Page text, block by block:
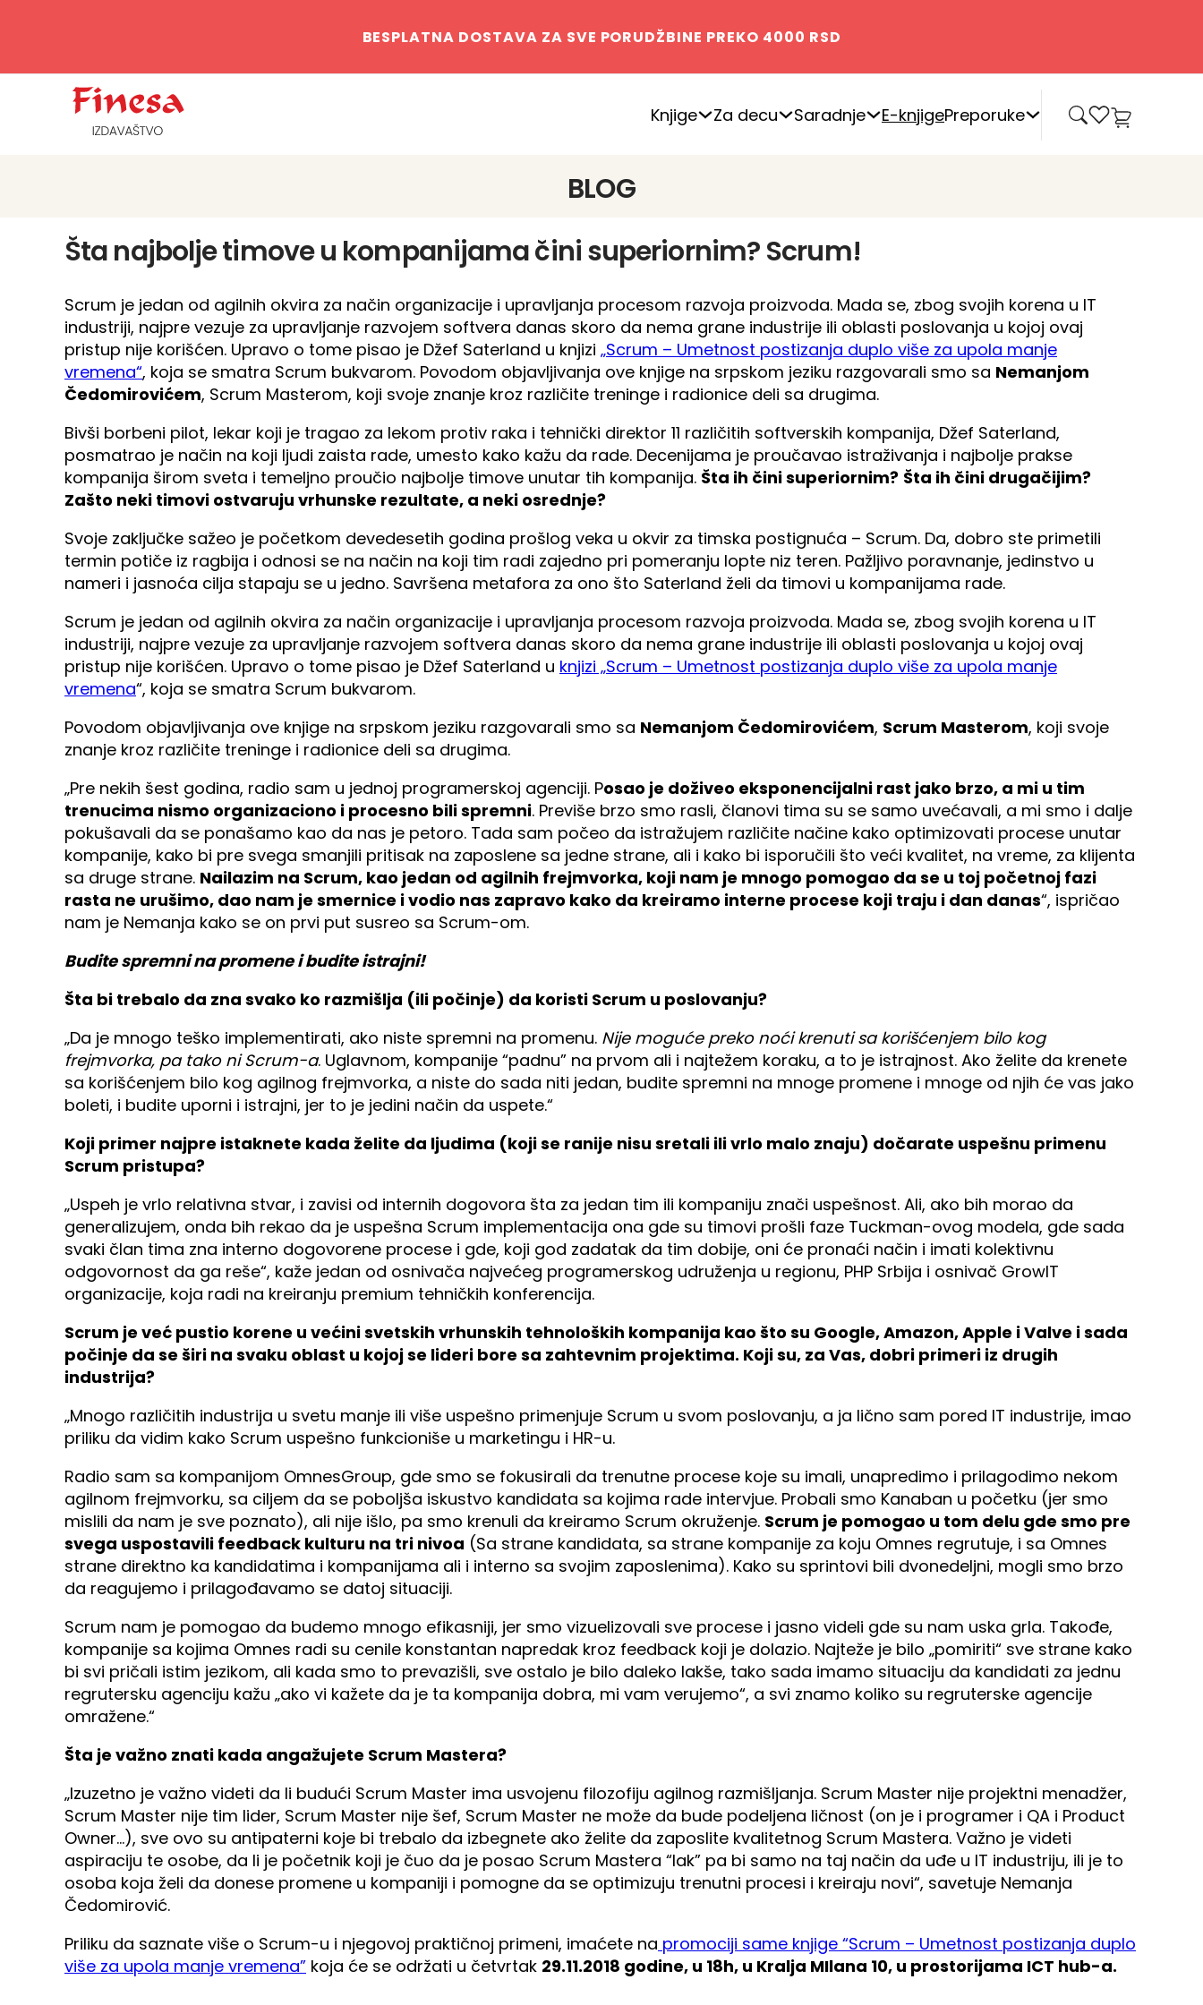
BESPLATNA DOSTAVA ZA SVE PORUDŽBINE PREKO 4000 RSD
Knjige Za decu Saradnje E-knjigePreporuke
BLOG
Šta najbolje timove u kompanijama čini superiornim? Scrum!
Scrum je jedan od agilnih okvira za način organizacije i upravljanja procesom razvoja proizvoda. Mada se, zbog svojih korena u IT
industriji, najpre vezuje za upravljanje razvojem softvera danas skoro da nema grane industrije ili oblasti poslovanja u kojoj ovaj
pristup nije korišćen. Upravo o tome pisao je Džef Saterland u knjizi „Scrum – Umetnost postizanja duplo više za upola manje
vremena“, koja se smatra Scrum bukvarom. Povodom objavljivanja ove knjige na srpskom jeziku razgovarali smo sa Nemanjom
Čedomirovićem, Scrum Masterom, koji svoje znanje kroz različite treninge i radionice deli sa drugima.
Bivši borbeni pilot, lekar koji je tragao za lekom protiv raka i tehnički direktor 11 različitih softverskih kompanija, Džef Saterland,
posmatrao je način na koji ljudi zaista rade, umesto kako kažu da rade. Decenijama je proučavao istraživanja i najbolje prakse
kompanija širom sveta i temeljno proučio najbolje timove unutar tih kompanija. Šta ih čini superiornim? Šta ih čini drugačijim?
Zašto neki timovi ostvaruju vrhunske rezultate, a neki osrednje?
Svoje zaključke sažeo je početkom devedesetih godina prošlog veka u okvir za timska postignuća – Scrum. Da, dobro ste primetili
termin potiče iz ragbija i odnosi se na način na koji tim radi zajedno pri pomeranju lopte niz teren. Pažljivo poravnanje, jedinstvo u
nameri i jasnoća cilja stapaju se u jedno. Savršena metafora za ono što Saterland želi da timovi u kompanijama rade.
Scrum je jedan od agilnih okvira za način organizacije i upravljanja procesom razvoja proizvoda. Mada se, zbog svojih korena u IT
industriji, najpre vezuje za upravljanje razvojem softvera danas skoro da nema grane industrije ili oblasti poslovanja u kojoj ovaj
pristup nije korišćen. Upravo o tome pisao je Džef Saterland u knjizi „Scrum – Umetnost postizanja duplo više za upola manje
vremena“, koja se smatra Scrum bukvarom.
Povodom objavljivanja ove knjige na srpskom jeziku razgovarali smo sa Nemanjom Čedomirovićem, Scrum Masterom, koji svoje
znanje kroz različite treninge i radionice deli sa drugima.
„Pre nekih šest godina, radio sam u jednoj programerskoj agenciji. Posao je doživeo eksponencijalni rast jako brzo, a mi u tim
trenucima nismo organizaciono i procesno bili spremni. Previše brzo smo rasli, članovi tima su se samo uvećavali, a mi smo i dalje
pokušavali da se ponašamo kao da nas je petoro. Tada sam počeo da istražujem različite načine kako optimizovati procese unutar
kompanije, kako bi pre svega smanjili pritisak na zaposlene sa jedne strane, ali i kako bi isporučili što veći kvalitet, na vreme, za klijenta
sa druge strane. Nailazim na Scrum, kao jedan od agilnih frejmvorka, koji nam je mnogo pomogao da se u toj početnoj fazi
rasta ne urušimo, dao nam je smernice i vodio nas zapravo kako da kreiramo interne procese koji traju i dan danas“, ispričao
nam je Nemanja kako se on prvi put susreo sa Scrum-om.
Budite spremni na promene i budite istrajni!
Šta bi trebalo da zna svako ko razmišlja (ili počinje) da koristi Scrum u poslovanju?
„Da je mnogo teško implementirati, ako niste spremni na promenu. Nije moguće preko noći krenuti sa korišćenjem bilo kog
frejmvorka, pa tako ni Scrum-a. Uglavnom, kompanije “padnu” na prvom ali i najtežem koraku, a to je istrajnost. Ako želite da krenete
sa korišćenjem bilo kog agilnog frejmvorka, a niste do sada niti jedan, budite spremni na mnoge promene i mnoge od njih će vas jako
boleti, i budite uporni i istrajni, jer to je jedini način da uspete.“
Koji primer najpre istaknete kada želite da ljudima (koji se ranije nisu sretali ili vrlo malo znaju) dočarate uspešnu primenu
Scrum pristupa?
„Uspeh je vrlo relativna stvar, i zavisi od internih dogovora šta za jedan tim ili kompaniju znači uspešnost. Ali, ako bih morao da
generalizujem, onda bih rekao da je uspešna Scrum implementacija ona gde su timovi prošli faze Tuckman-ovog modela, gde sada
svaki član tima zna interno dogovorene procese i gde, koji god zadatak da tim dobije, oni će pronaći način i imati kolektivnu
odgovornost da ga reše“, kaže jedan od osnivača najvećeg programerskog udruženja u regionu, PHP Srbija i osnivač GrowIT
organizacije, koja radi na kreiranju premium tehničkih konferencija.
Scrum je već pustio korene u većini svetskih vrhunskih tehnoloških kompanija kao što su Google, Amazon, Apple i Valve i sada
počinje da se širi na svaku oblast u kojoj se lideri bore sa zahtevnim projektima. Koji su, za Vas, dobri primeri iz drugih
industrija?
„Mnogo različitih industrija u svetu manje ili više uspešno primenjuje Scrum u svom poslovanju, a ja lično sam pored IT industrije, imao
priliku da vidim kako Scrum uspešno funkcioniše u marketingu i HR-u.
Radio sam sa kompanijom OmnesGroup, gde smo se fokusirali da trenutne procese koje su imali, unapredimo i prilagodimo nekom
agilnom frejmvorku, sa ciljem da se poboljša iskustvo kandidata sa kojima rade intervjue. Probali smo Kanaban u početku (jer smo
mislili da nam je sve poznato), ali nije išlo, pa smo krenuli da kreiramo Scrum okruženje. Scrum je pomogao u tom delu gde smo pre
svega uspostavili feedback kulturu na tri nivoa (Sa strane kandidata, sa strane kompanije za koju Omnes regrutuje, i sa Omnes
strane direktno ka kandidatima i kompanijama ali i interno sa svojim zaposlenima). Kako su sprintovi bili dvonedeljni, mogli smo brzo
da reagujemo i prilagođavamo se datoj situaciji.
Scrum nam je pomogao da budemo mnogo efikasniji, jer smo vizuelizovali sve procese i jasno videli gde su nam uska grla. Takođe,
kompanije sa kojima Omnes radi su cenile konstantan napredak kroz feedback koji je dolazio. Najteže je bilo „pomiriti“ sve strane kako
bi svi pričali istim jezikom, ali kada smo to prevazišli, sve ostalo je bilo daleko lakše, tako sada imamo situaciju da kandidati za jednu
regrutersku agenciju kažu „ako vi kažete da je ta kompanija dobra, mi vam verujemo“, a svi znamo koliko su regruterske agencije
omražene.“
Šta je važno znati kada angažujete Scrum Mastera?
„Izuzetno je važno videti da li budući Scrum Master ima usvojenu filozofiju agilnog razmišljanja. Scrum Master nije projektni menadžer,
Scrum Master nije tim lider, Scrum Master nije šef, Scrum Master ne može da bude podeljena ličnost (on je i programer i QA i Product
Owner…), sve ovo su antipaterni koje bi trebalo da izbegnete ako želite da zaposlite kvalitetnog Scrum Mastera. Važno je videti
aspiraciju te osobe, da li je početnik koji je čuo da je posao Scrum Mastera “lak” pa bi samo na taj način da uđe u IT industriju, ili je to
osoba koja želi da donese promene u kompaniji i pomogne da se optimizuju trenutni procesi i kreiraju novi“, savetuje Nemanja
Čedomirović.
Priliku da saznate više o Scrum-u i njegovoj praktičnoj primeni, imaćete na promociji same knjige “Scrum – Umetnost postizanja duplo
više za upola manje vremena” koja će se održati u četvrtak 29.11.2018 godine, u 18h, u Kralja MIlana 10, u prostorijama ICT hub-a.